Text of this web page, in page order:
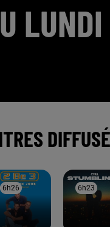
6h26
6h26 6h23
6h23